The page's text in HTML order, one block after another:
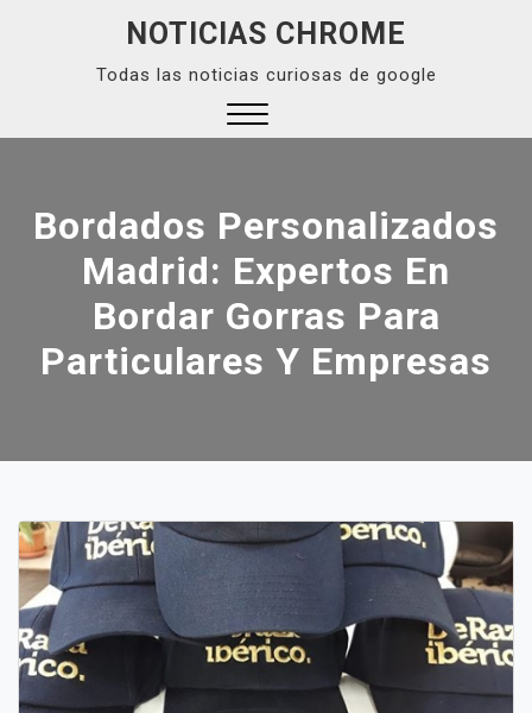
NOTICIAS CHROME
Todas las noticias curiosas de google
Bordados Personalizados
Madrid: Expertos En
Bordar Gorras Para
Particulares Y Empresas